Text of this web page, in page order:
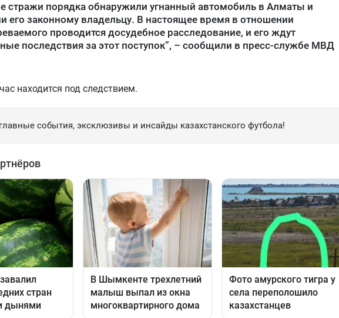
стражи порядка обнаружили угнанный автомобиль в Алматы и
его законному владельцу. В настоящее время в отношении
проводится досудебное расследование, и его ждут
последствия за этот поступок”, – сообщили в пресс-службе МВД
находится под следствием.
события, эксклюзивы и инсайды казахстанского футбола!